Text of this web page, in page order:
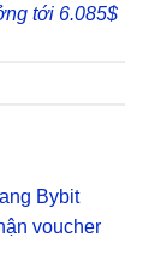
tới 6.085$
Bybit
voucher